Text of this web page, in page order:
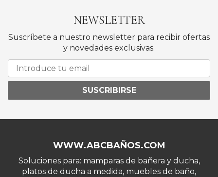
NEWSLETTER
Suscríbete a nuestro newsletter para recibir ofertas
y novedades exclusivas.
SUSCRIBIRSE
WWW.ABCBAÑOS.COM
Soluciones para: mamparas de bañera y ducha,
platos de ducha a medida, muebles de baño,